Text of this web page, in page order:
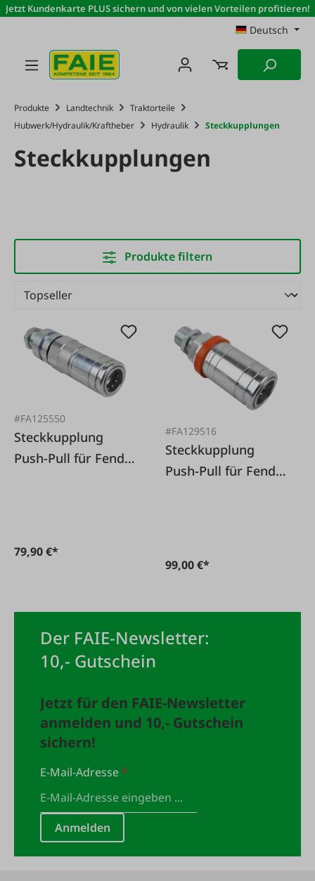
Zum Hauptinhalt springen
Jetzt Kundenkarte PLUS sichern und von vielen Vorteilen profitieren!
Deutsch
Produkte Landtechnik
Traktorteile
Hubwerk/Hydraulik/Kraftheber
Hydraulik Steckkupplungen
Steckkupplungen
Produkte filtern
#FA125550
Steckkupplung
Push-Pull für Fendt
79,90 €*
#FA129516
Steckkupplung
Push-Pull für Fendt
99,00 €*
Der FAIE-Newsletter:
10,- Gutschein
Jetzt für den FAIE-Newsletter
anmelden und 10,- Gutschein
sichern!
E-Mail-Adresse*
Anmelden